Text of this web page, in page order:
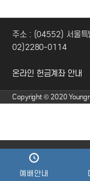
주소 : (04552) 서울특
02)2280-0114
온라인 헌금계좌 안내
Copyright © 2020
예배안내